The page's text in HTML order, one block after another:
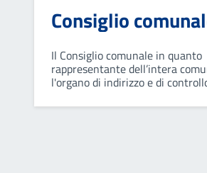
Consiglio
Il Consiglio comunale in quanto
rappresentante dell’intera
l'organo di indirizzo e di